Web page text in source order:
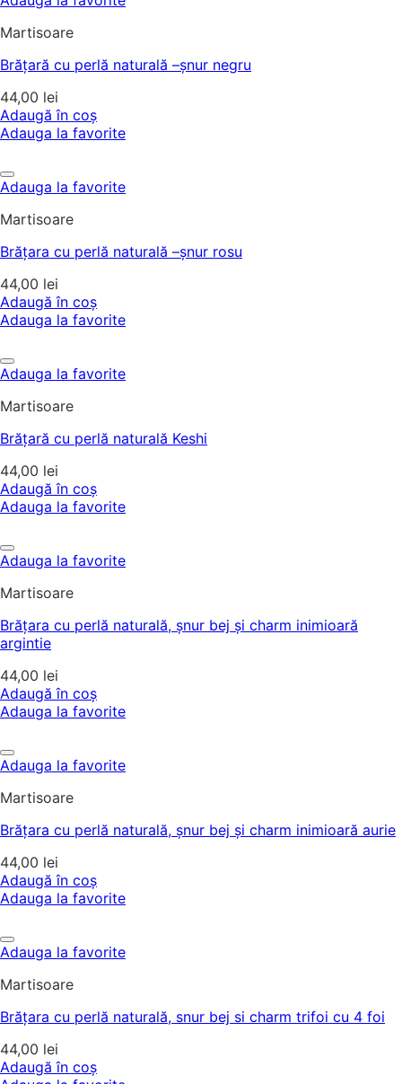
Martisoare
Brățară cu perlă naturală –șnur negru
44,00 lei
Adaugă în coș
Adauga la favorite
Adauga la favorite
Martisoare
Brățara cu perlă naturală –șnur rosu
44,00 lei
Adaugă în coș
Adauga la favorite
Adauga la favorite
Martisoare
Brățară cu perlă naturală Keshi
44,00 lei
Adaugă în coș
Adauga la favorite
Adauga la favorite
Martisoare
Brățara cu perlă naturală, șnur bej și charm inimioară
argintie
44,00 lei
Adaugă în coș
Adauga la favorite
Adauga la favorite
Martisoare
Brățara cu perlă naturală, șnur bej și charm inimioară aurie
44,00 lei
Adaugă în coș
Adauga la favorite
Adauga la favorite
Martisoare
Brățara cu perlă naturală, snur bej si charm trifoi cu 4 foi
44,00 lei
Adaugă în coș